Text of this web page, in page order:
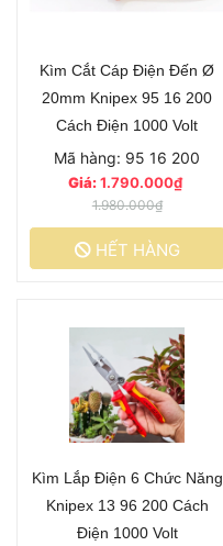
Kìm Cắt Cáp Điện Đến Ø
20mm Knipex 95 16 200
Cách Điện 1000 Volt
Mã hàng: 95 16 200
Giá:1.790.000₫
1.980.000₫
HẾT HÀNG
Kìm Lắp Điện 6 Chức Năng
Knipex 13 96 200 Cách
Điện 1000 Volt